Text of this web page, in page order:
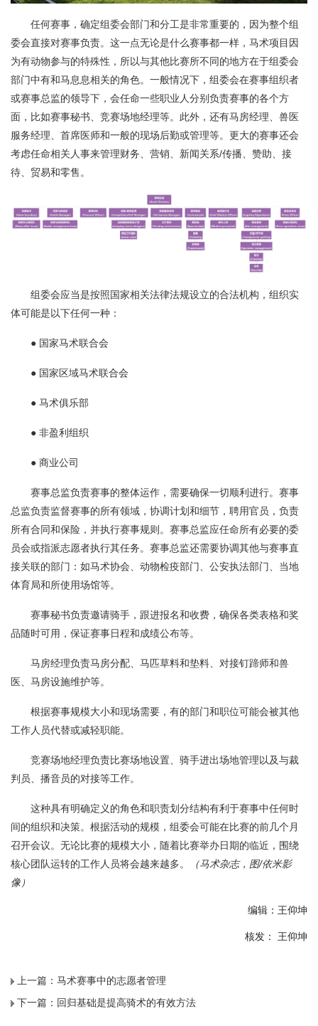
任何赛事，确定组委会部门和分工是非常重要的，因为整个组
委会直接对赛事负责。这一点无论是什么赛事都一样，马术项目因
为有动物参与的特殊性，所以与其他比赛所不同的地方在于组委会
部门中有和马息息相关的角色。一般情况下，组委会在赛事组织者
或赛事总监的领导下，会任命一些职业人分别负责赛事的各个方
面，比如赛事秘书、竞赛场地经理等。此外，还有马房经理、兽医
服务经理、首席医师和一般的现场后勤或管理等。更大的赛事还会
考虑任命相关人事来管理财务、营销、新闻关系/传播、赞助、接
待、贸易和零售。
组委会应当是按照国家相关法律法规设立的合法机构，组织实
体可能是以下任何一种：
● 国家马术联合会
● 国家区域马术联合会
● 马术俱乐部
● 非盈利组织
● 商业公司
赛事总监负责赛事的整体运作，需要确保一切顺利进行。赛事
总监负责监督赛事的所有领域，协调计划和细节，聘用官员，负责
所有合同和保险，并执行赛事规则。赛事总监应任命所有必要的委
员会或指派志愿者执行其任务。赛事总监还需要协调其他与赛事直
接关联的部门：如马术协会、动物检疫部门、公安执法部门、当地
体育局和所使用场馆等。
赛事秘书负责邀请骑手，跟进报名和收费，确保各类表格和奖
品随时可用，保证赛事日程和成绩公布等。
马房经理负责马房分配、马匹草料和垫料、对接钉蹄师和兽
医、马房设施维护等。
根据赛事规模大小和现场需要，有的部门和职位可能会被其他
工作人员代替或减轻职能。
竞赛场地经理负责比赛场地设置、骑手进出场地管理以及与裁
判员、播音员的对接等工作。
这种具有明确定义的角色和职责划分结构有利于赛事中任何时
间的组织和决策。根据活动的规模，组委会可能在比赛的前几个月
召开会议。无论比赛的规模大小，随着比赛举办日期的临近，围绕
核心团队运转的工作人员将会越来越多。
（马术杂志，图/依米影
像）
编辑：王仰坤
核发： 王仰坤
上一篇： 马术赛事中的志愿者管理
下一篇： 回归基础是提高骑术的有效方法